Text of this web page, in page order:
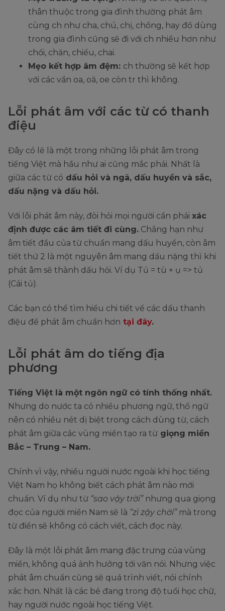
thân thuộc trong gia đình thường phát âm
cùng ch như cha, chú, chị, chồng, hay đồ dùng
trong gia đình cũng sẽ đi với ch nhiều hơn như
chổi, chăn, chiếu, chai.
Mẹo kết hợp âm đệm: ch thường sẽ kết hợp
với các vần oa, oă, oe còn tr thì không.
Lỗi phát âm với các từ có thanh
điệu
Đây có lẽ là một trong những lỗi phát âm trong
tiếng Việt mà hầu như ai cũng mắc phải. Nhất là
giữa các từ có dấu hỏi và ngã, dấu huyền và sắc,
dấu nặng và dấu hỏi.
Với lỗi phát âm này, đòi hỏi mọi người cần phải xác
định được các âm tiết đi cùng. Chẳng hạn như
âm tiết đầu của từ chuẩn mang dấu huyền, còn âm
tiết thứ 2 là một nguyên âm mang dấu nặng thì khi
phát âm sẽ thành dấu hỏi. Ví dụ Tủ = tù + ụ => tủ
(Cái tủ).
Các bạn có thể tìm hiểu chi tiết về các dấu thanh
điệu để phát âm chuẩn hơn tại đây.
Lỗi phát âm do tiếng địa
phương
Tiếng Việt là một ngôn ngữ có tính thống nhất.
Nhưng do nước ta có nhiều phương ngữ, thổ ngữ
nên có nhiều nét dị biệt trong cách dùng từ, cách
phát âm giữa các vùng miền tạo ra từ giọng miền
Bắc – Trung – Nam.
Chính vì vậy, nhiều người nước ngoài khi học tiếng
Việt Nam họ không biết cách phát âm nào mới
chuẩn. Ví dụ như từ “sao vậy trời”nhưng qua giọng
đọc của người miền Nam sẽ là “zì zậy chời”mà trong
từ điển sẽ không có cách viết, cách đọc này.
Đây là một lỗi phát âm mang đặc trưng của vùng
miền, không quá ảnh hưởng tới văn nói. Nhưng việc
phát âm chuẩn cũng sẽ quá trình viết, nói chính
xác hơn. Nhất là các bé đang trong độ tuổi học chữ,
hay người nước ngoài học tiếng Việt.